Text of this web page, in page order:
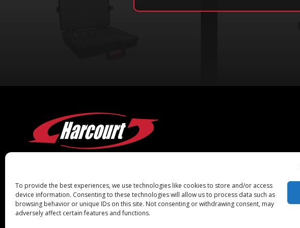
To provide the best experiences, we use technologies like cookies to store and/or access
device information. Consenting to these technologies will allow us to process data such as
browsing behavior or unique IDs on this site. Not consenting or withdrawing consent, may
adversely affect certain features and functions.